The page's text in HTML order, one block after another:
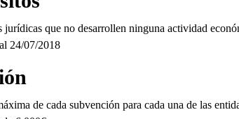
jurídicas que no desarrollen ninguna actividad
al 24/07/2018
de cada subvención para cada una de las